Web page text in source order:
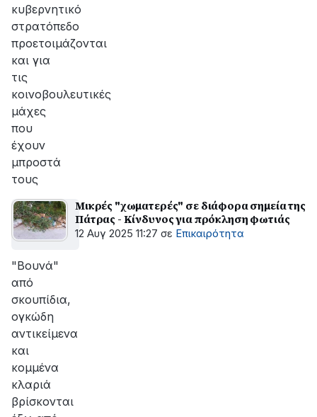
κυβερνητικό
στρατόπεδο
προετοιμάζονται
και για
τις
κοινοβουλευτικές
μάχες
που
έχουν
μπροστά
τους
Μικρές "χωματερές" σε διάφορα σημεία της
Πάτρας - Κίνδυνος για πρόκληση φωτιάς
12 Αυγ 2025 11:27 σε Επικαιρότητα
"Βουνά"
από
σκουπίδια,
ογκώδη
αντικείμενα
και
κομμένα
κλαριά
βρίσκονται